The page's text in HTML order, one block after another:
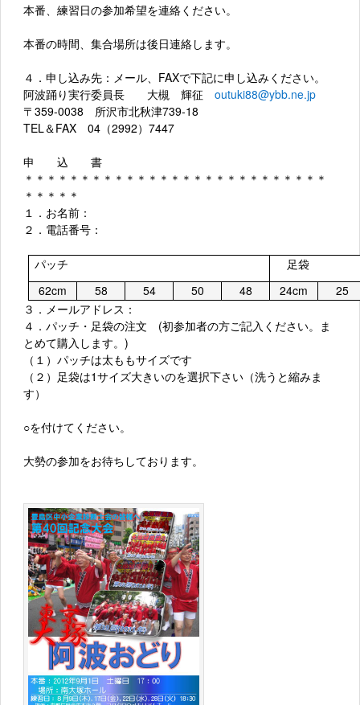
本番、練習日の参加希望を連絡ください。
本番の時間、集合場所は後日連絡します。
４．申し込み先：メール、FAXで下記に申し込みください。
阿波踊り実行委員長 大槻 輝征 outuki88@ybb.ne.jp
〒359-0038 所沢市北秋津739-18
TEL＆FAX 04（2992）7447
申 込 書
＊＊＊＊＊＊＊＊＊＊＊＊＊＊＊＊＊＊＊＊＊＊＊＊＊＊＊
＊＊＊＊＊
１．お名前：
２．電話番号：
パッチ
足袋
62cm
58 54 50 48 24cm
25
３．メールアドレス：
４．パッチ・足袋の注文 (初参加者の方ご記入ください。ま
とめて購入します。)
（１）パッチは太ももサイズです
（２）足袋は1サイズ大きいのを選択下さい（洗うと縮みま
す）
○を付けてください。
大勢の参加をお待ちしております。